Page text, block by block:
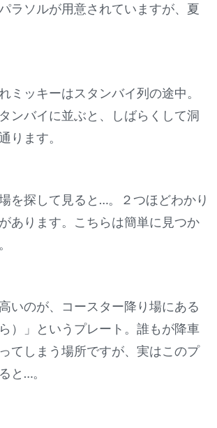
ラソルが用意されていますが、夏
ミッキーはスタンバイ列の途中。
ンバイに並ぶと、しばらくして洞
ります。
を探して見ると…。２つほどわかり
あります。こちらは簡単に見つか
いのが、コースター降り場にある
）」というプレート。誰もが降車
てしまう場所ですが、実はこのプ
と…。